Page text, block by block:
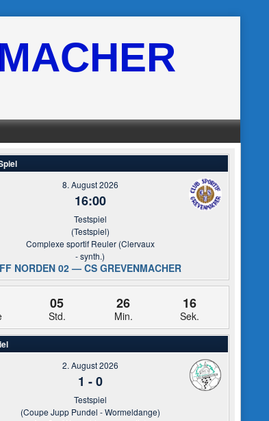
8. August 2026
16:00
Testspiel
(Testspiel)
Complexe sportif Reuler (Clervaux
- synth.)
FF NORDEN 02 — CS GREVENMACHER
05
Std.
26
Min.
16
Sek.
2. August 2026
1 -0
Testspiel
(Coupe Jupp Pundel - Wormeldange)